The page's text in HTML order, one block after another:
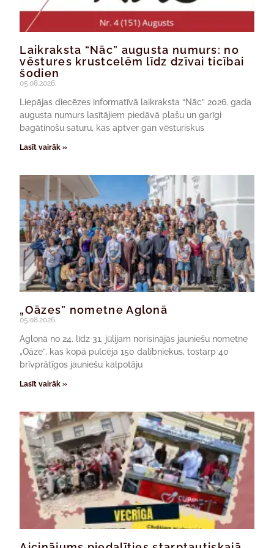
Laikraksta “Nāc” augusta numurs: no
vēstures krustcelēm līdz dzīvai ticībai
šodien
05.08.2026.
Liepājas diecēzes informatīvā laikraksta “Nāc” 2026. gada
augusta numurs lasītājiem piedāvā plašu un garīgi
bagātinošu saturu, kas aptver gan vēsturiskus
Lasīt vairāk »
„Oāzes” nometne Aglonā
05.08.2026.
Aglonā no 24. līdz 31. jūlijam norisinājās jauniešu nometne
„Oāze”, kas kopā pulcēja 150 dalībniekus, tostarp 40
brīvprātīgos jauniešu kalpotāju
Lasīt vairāk »